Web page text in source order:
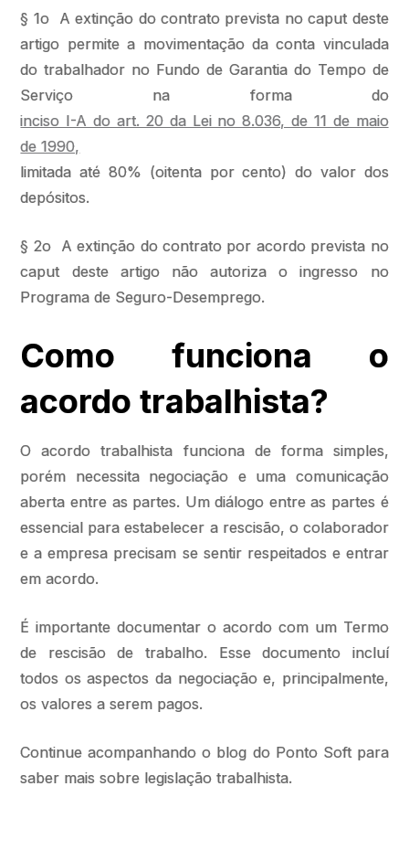
§ 1o A extinção do contrato prevista no caput deste
artigo permite a movimentação da conta vinculada
do trabalhador no Fundo de Garantia do Tempo de
Serviço na forma do
inciso I-A do art. 20 da Lei no 8.036, de 11 de maio
de 1990,
limitada até 80% (oitenta por cento) do valor dos
depósitos.
§ 2o A extinção do contrato por acordo prevista no
caput deste artigo não autoriza o ingresso no
Programa de Seguro-Desemprego.
Como funciona o
acordo trabalhista?
O acordo trabalhista funciona de forma simples,
porém necessita negociação e uma comunicação
aberta entre as partes. Um diálogo entre as partes é
essencial para estabelecer a rescisão, o colaborador
e a empresa precisam se sentir respeitados e entrar
em acordo.
É importante documentar o acordo com um Termo
de rescisão de trabalho. Esse documento incluí
todos os aspectos da negociação e, principalmente,
os valores a serem pagos.
Continue acompanhando o blog do Ponto Soft para
saber mais sobre legislação trabalhista.